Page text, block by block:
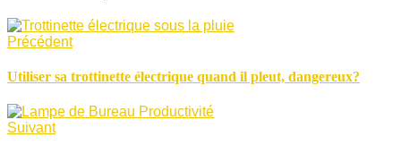
Précédent
Utiliser sa trottinette électrique quand il pleut, dangereux?
Suivant